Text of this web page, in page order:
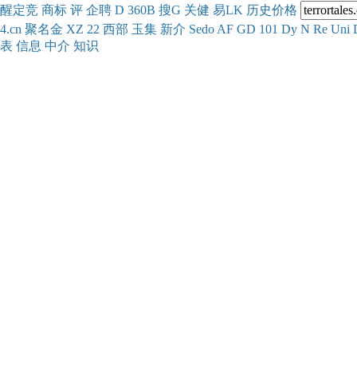
醒定竞 商标 评 企聘 D 360B 搜G 关健 易LK 历史价格
4.cn 聚名金 XZ 22 西部 玉集 新介 Sedo AF GD 101 Dy N Re Uni
表 信息 中介 知识